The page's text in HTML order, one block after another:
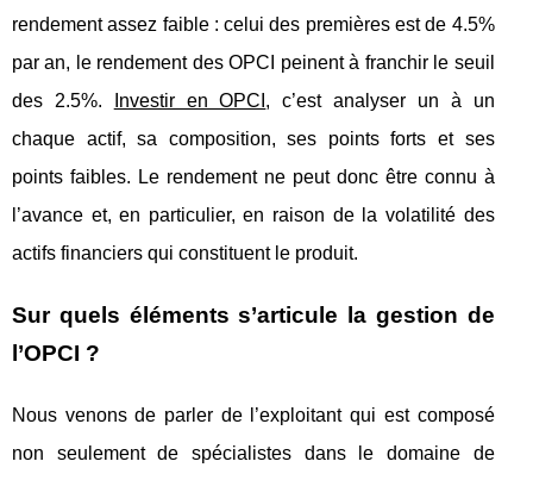
rendement assez faible : celui des premières est de 4.5%
par an, le rendement des OPCI peinent à franchir le seuil
des 2.5%.
Investir en OPCI , c’est analyser un à un
chaque actif, sa composition, ses points forts et ses
points faibles. Le rendement ne peut donc être connu à
l’avance et, en particulier, en raison de la volatilité des
actifs financiers qui constituent le produit.
Sur quels éléments s’articule la gestion de
l’OPCI ?
Nous venons de parler de l’exploitant qui est composé
non seulement de spécialistes dans le domaine de